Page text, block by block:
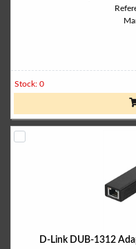
Stock: 0
D-Link DUB-1312